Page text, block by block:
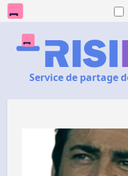
Service de partage